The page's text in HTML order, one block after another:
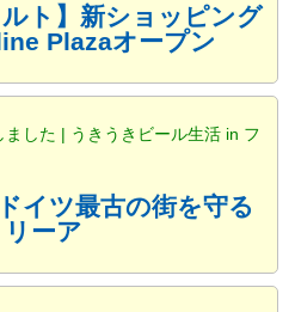
ルト】新ショッピング
Plazaオープン
ました | うきうきビール生活 in フ
イツ最古の街を守る
ーア